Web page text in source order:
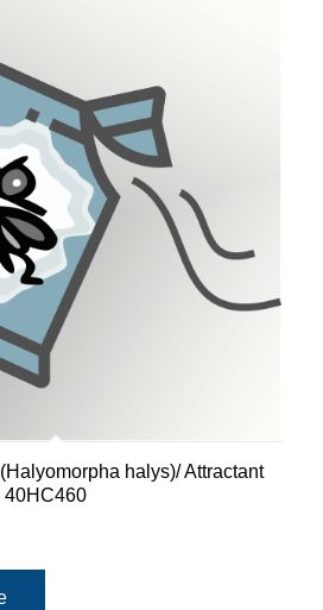
halys)/ Attractant
40HC460